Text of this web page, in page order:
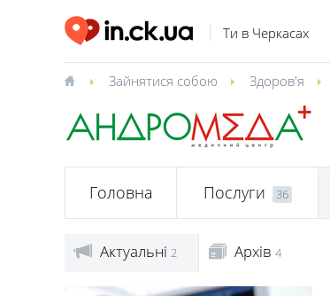
Ти в Черкасах
Зайнятися собою Здоров'я
Головна Послуги 36
Актуальні 2 Архів 4